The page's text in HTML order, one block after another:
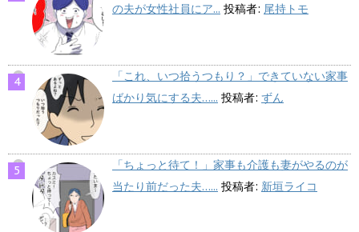
の夫が女性社員にア... 投稿者: 尾持トモ
「これ、いつ拾うつもり？」できていない家事
ばかり気にする夫…... 投稿者: ずん
「ちょっと待て！」家事も介護も妻がやるのが
当たり前だった夫…... 投稿者: 新垣ライコ